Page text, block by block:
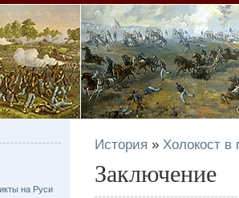
на Руси
История » Холокост в
Заключение